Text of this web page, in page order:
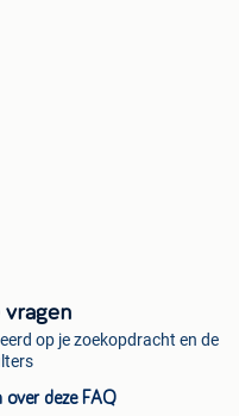
op je zoekopdracht en de
over deze FAQ